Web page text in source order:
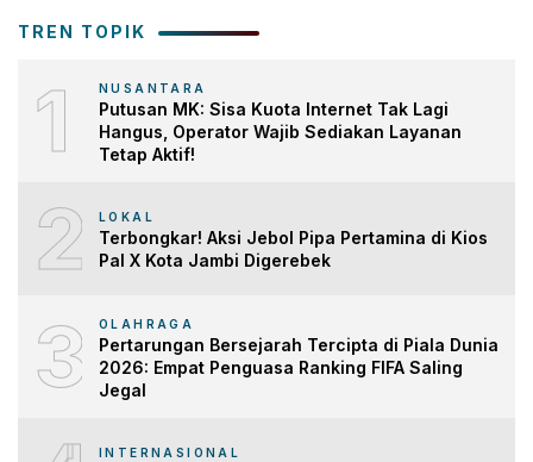
TREN TOPIK
1 NUSANTARA
Putusan MK: Sisa Kuota Internet Tak Lagi
Hangus, Operator Wajib Sediakan Layanan
Tetap Aktif!
2 LOKAL
Terbongkar! Aksi Jebol Pipa Pertamina di Kios
Pal X Kota Jambi Digerebek
3 OLAHRAGA
Pertarungan Bersejarah Tercipta di Piala Dunia
2026: Empat Penguasa Ranking FIFA Saling
Jegal
INTERNASIONAL